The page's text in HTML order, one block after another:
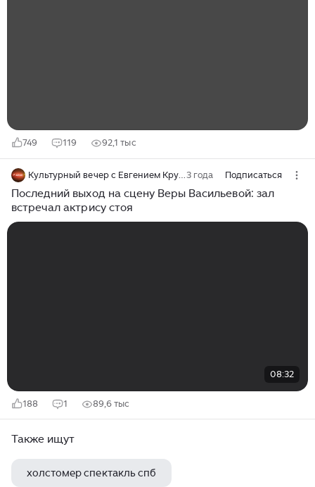
749 119 92,1 тыс
Культурный вечер с Евгением Кругловым3 года Подписаться
Последний выход на сцену Веры Васильевой: зал
встречал актрису стоя
08:32
188 1 89,6 тыс
Также ищут
холстомер спектакль спб